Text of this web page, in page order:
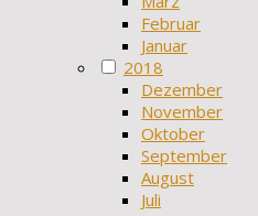
Februar
Januar
2018
Dezember
November
Oktober
September
August
Juli